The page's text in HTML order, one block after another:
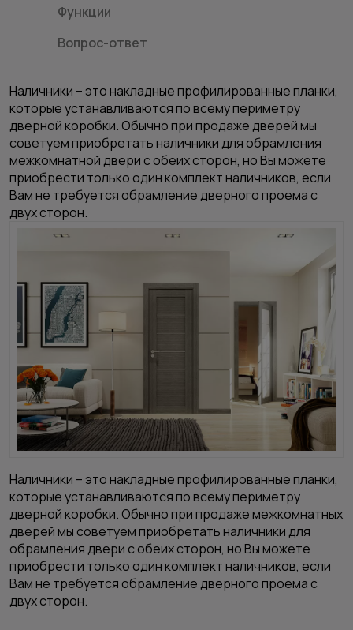
Функции
Вопрос-ответ
Наличники – это накладные профилированные планки,
которые устанавливаются по всему периметру
дверной коробки. Обычно при продаже дверей мы
советуем приобретать наличники для обрамления
межкомнатной двери с обеих сторон, но Вы можете
приобрести только один комплект наличников, если
Вам не требуется обрамление дверного проема с
двух сторон.
Наличники – это накладные профилированные планки,
которые устанавливаются по всему периметру
дверной коробки. Обычно припродаже межкомнатных
двереймы советуем приобретатьналичники для
обрамления дверис обеих сторон, но Вы можете
приобрести только один комплект наличников, если
Вам не требуется обрамление дверного проема с
двух сторон.